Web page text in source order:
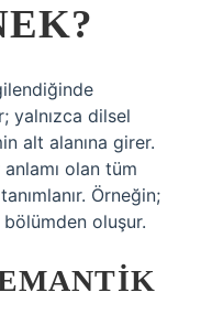
yalnızca dilsel
alt alanına girer.
olan tüm
Örneğin;
bölümden oluşur.